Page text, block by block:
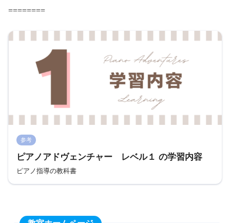
========
参考
ピアノアドヴェンチャー レベル１ の学習内容
ピアノ指導の教科書